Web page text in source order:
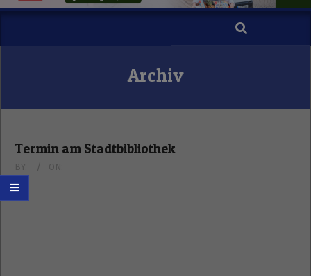
Search
Archiv
Termin am Stadtbibliothek
BY: ON: